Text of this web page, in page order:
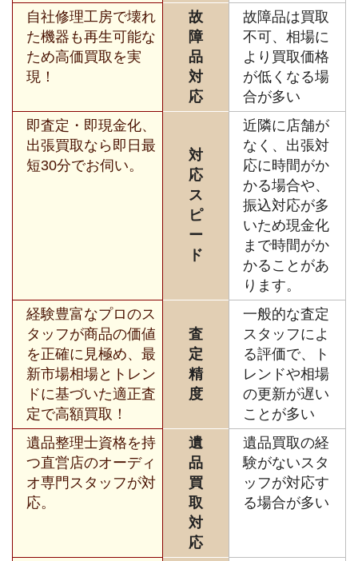
自社修理工房で壊れ
た機器も再生可能な
ため高価買取を実
現！
故
障
品
対
応
故障品は買取
不可、相場に
より買取価格
が低くなる場
合が多い
即査定・即現金化、
出張買取なら即日最
短30分でお伺い。
対
応
ス
ピ
ー
ド
近隣に店舗が
なく、出張対
応に時間がか
かる場合や、
振込対応が多
いため現金化
まで時間がか
かることがあ
ります。
経験豊富なプロのス
タッフが商品の価値
を正確に見極め、最
新市場相場とトレン
ドに基づいた適正査
定で高額買取！
査
定
精
度
一般的な査定
スタッフによ
る評価で、ト
レンドや相場
の更新が遅い
ことが多い
遺品整理士資格を持
つ直営店のオーディ
オ専門スタッフが対
応。
遺
品
買
取
対
応
遺品買取の経
験がないスタ
ッフが対応す
る場合が多い